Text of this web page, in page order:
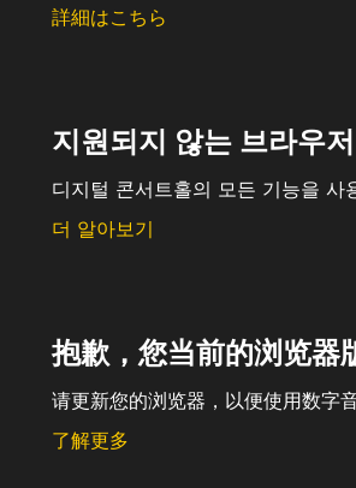
詳細はこちら
지원되지 않는 브라우
디지털 콘서트홀의 모든 기능을 사
더 알아보기
抱歉，您当前的浏览器
请更新您的浏览器，以便使用数字
了解更多